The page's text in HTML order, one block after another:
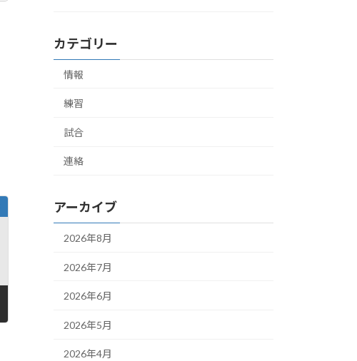
カテゴリー
情報
練習
試合
連絡
アーカイブ
2026年8月
2026年7月
2026年6月
2026年5月
2026年4月